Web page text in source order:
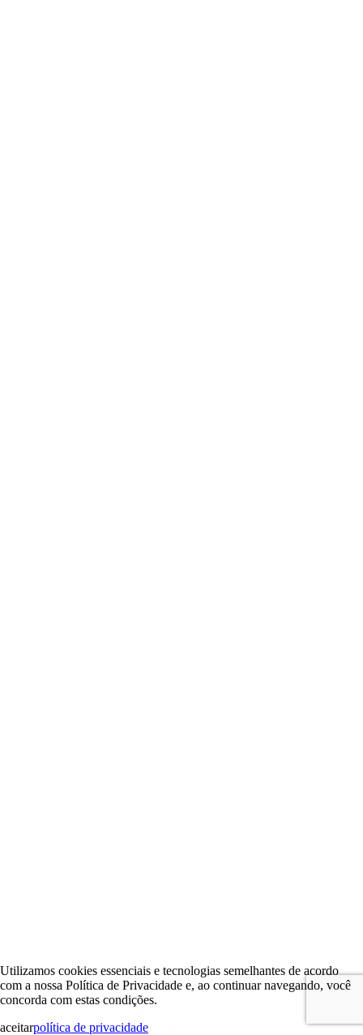
Utilizamos cookies essenciais e tecnologias semelhantes de acordo
com a nossa Política de Privacidade e, ao continuar navegando, você
concorda com estas condições.
aceitarpolítica de privacidade